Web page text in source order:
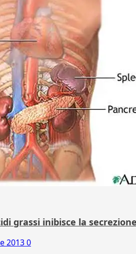
grassi inibisce la
20130